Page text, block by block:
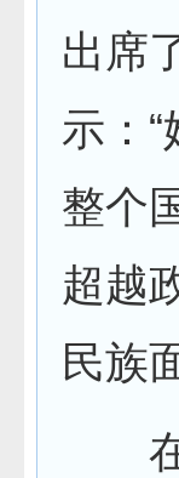
出席
示：
整个
超越
民族
在